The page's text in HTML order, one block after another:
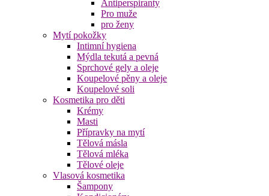
Antiperspiranty
Pro muže
pro ženy
Mytí pokožky
Intimní hygiena
Mýdla tekutá a pevná
Sprchové gely a oleje
Koupelové pěny a oleje
Koupelové soli
Kosmetika pro děti
Krémy
Masti
Přípravky na mytí
Tělová másla
Tělová mléka
Tělové oleje
Vlasová kosmetika
Šampony